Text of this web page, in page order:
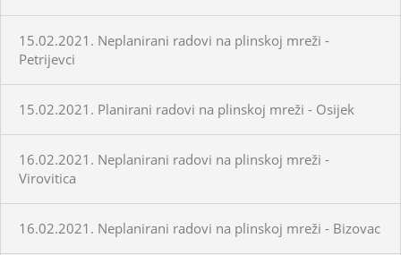
15.02.2021. Neplanirani radovi na plinskoj mreži -
Petrijevci
15.02.2021. Planirani radovi na plinskoj mreži - Osijek
16.02.2021. Neplanirani radovi na plinskoj mreži -
Virovitica
16.02.2021. Neplanirani radovi na plinskoj mreži - Bizovac